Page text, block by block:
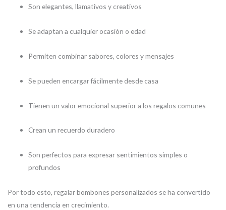
Son elegantes, llamativos y creativos
Se adaptan a cualquier ocasión o edad
Permiten combinar sabores, colores y mensajes
Se pueden encargar fácilmente desde casa
Tienen un valor emocional superior a los regalos comunes
Crean un recuerdo duradero
Son perfectos para expresar sentimientos simples o
profundos
Por todo esto, regalar bombones personalizados se ha convertido
en una tendencia en crecimiento.